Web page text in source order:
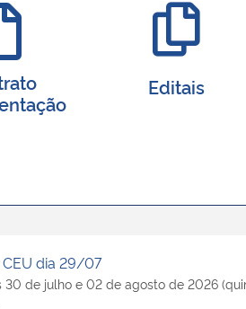
Editais
dia 29/07
de julho e 02 de agosto de 2026